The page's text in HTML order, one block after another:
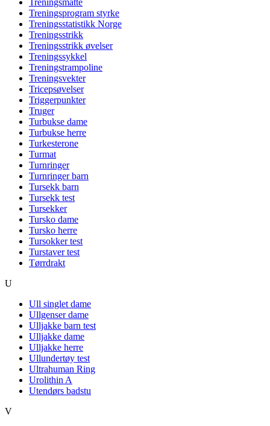
Treningsmatte
Treningsprogram styrke
Treningsstatistikk Norge
Treningsstrikk
Treningsstrikk øvelser
Treningssykkel
Treningstrampoline
Treningsvekter
Tricepsøvelser
Triggerpunkter
Truger
Turbukse dame
Turbukse herre
Turkesterone
Turmat
Turnringer
Turnringer barn
Tursekk barn
Tursekk test
Tursekker
Tursko dame
Tursko herre
Tursokker test
Turstaver test
Tørrdrakt
U
Ull singlet dame
Ullgenser dame
Ulljakke barn test
Ulljakke dame
Ulljakke herre
Ullundertøy test
Ultrahuman Ring
Urolithin A
Utendørs badstu
V